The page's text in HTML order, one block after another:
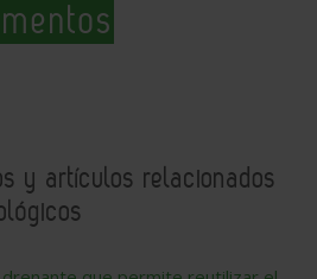
y artículos relacionados